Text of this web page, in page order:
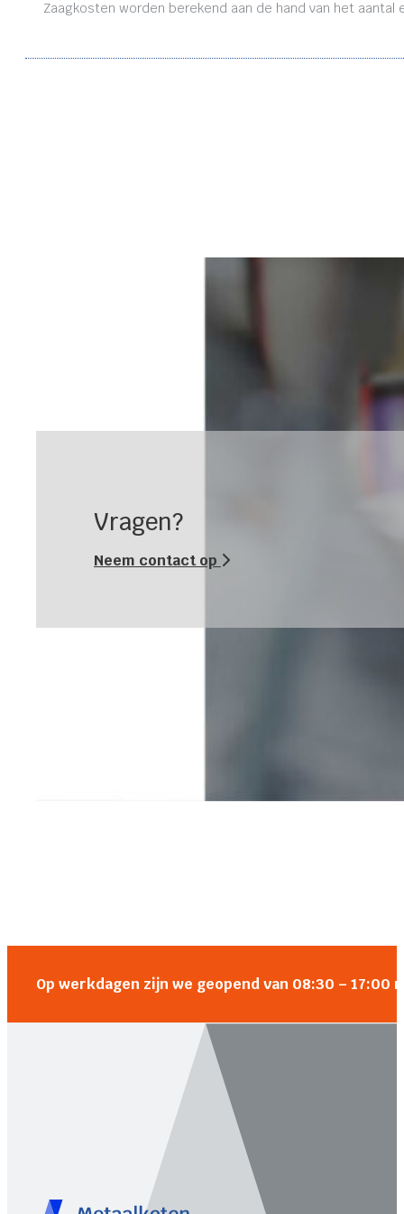
Zaagkosten worden berekend aan de hand van het
Vragen?
Neem contact op
Op werkdagen zijn we geopend van 08:30 –